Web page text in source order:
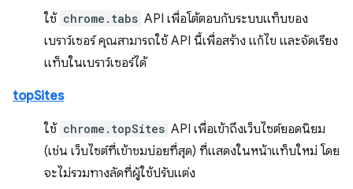
ใช้ chrome.tabs API เพื่อโต้ตอบกับระบบแท็บของ
เบราว์เซอร์ คุณสามารถใช้ API นี้เพื่อสร้าง แก้ไข และจัดเรียง
แท็บในเบราว์เซอร์ได้
topSites
ใช้ chrome.topSites API เพื่อเข้าถึงเว็บไซต์ยอดนิยม
(เช่น เว็บไซต์ที่เข้าชมบ่อยที่สุด) ที่แสดงในหน้าแท็บใหม่ โดย
จะไม่รวมทางลัดที่ผู้ใช้ปรับแต่ง